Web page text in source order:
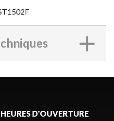
HEURES D'OUVERTURE